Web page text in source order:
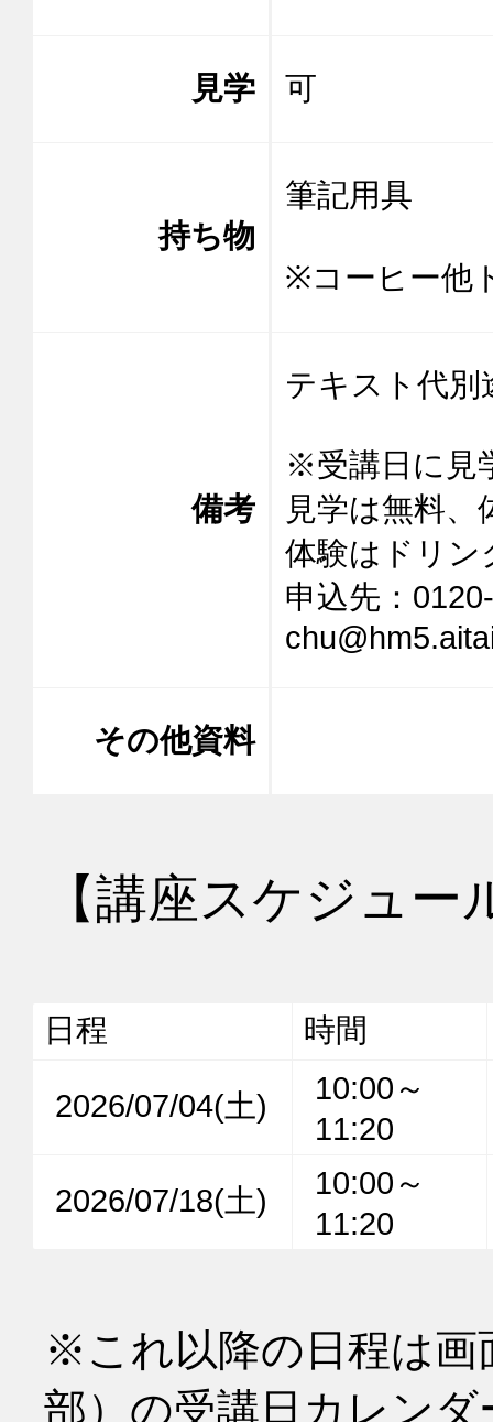
見学 可
持ち物
筆記用具
※コーヒー他
備考
テキスト代別
※受講日に見
見学は無料、
体験はドリン
申込先：
その他資料
【講座スケジュー
日程 時間
2026/07/04(土)
10:00～
11:20
2026/07/18(土)
10:00～
11:20
※これ以降の日程は画
部）の受講日カレン